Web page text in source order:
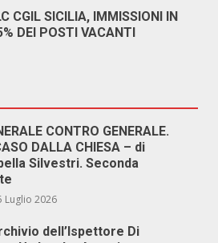
CGIL SICILIA, IMMISSIONI IN
DEI POSTI VACANTI
CONTRO GENERALE.
DALLA CHIESA – di
Silvestri. Seconda
Luglio 2026
dell’Ispettore Di